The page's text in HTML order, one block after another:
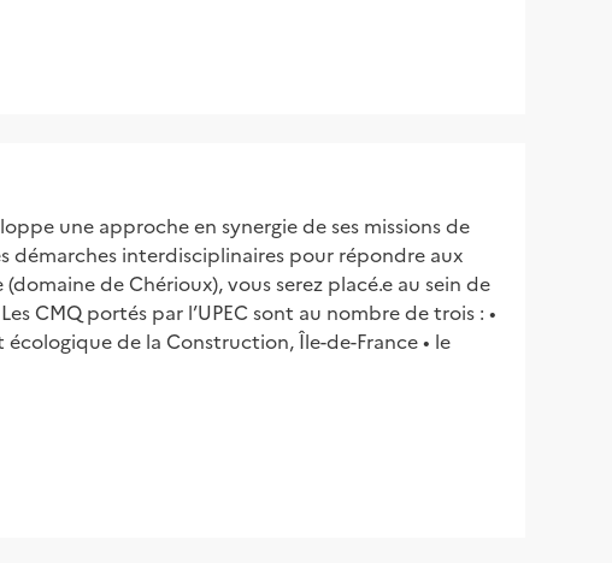
une approche en synergie de ses missions de
démarches interdisciplinaires pour répondre aux
de Chérioux), vous serez placé.e au sein de
CMQ portés par l’UPEC sont au nombre de trois : •
écologique de la Construction, Île-de-France • le